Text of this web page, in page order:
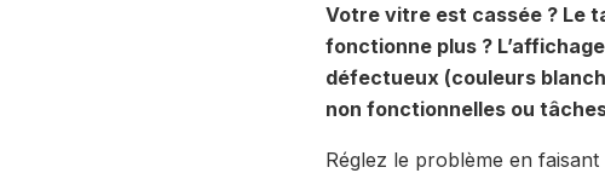
Votre vitre est cassée ? Le
fonctionne plus ?
défectueux (couleurs
non fonctionnelles ou
Réglez le problème en